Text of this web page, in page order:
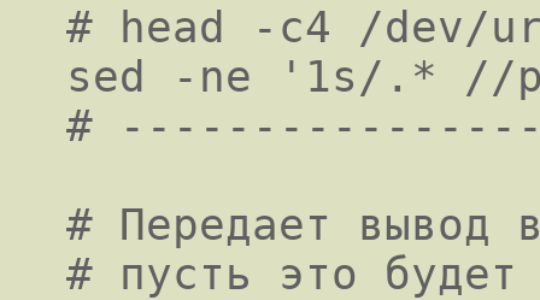
# head -c4 /dev/
sed -ne '1s/.* //
#
# Передает
# пусть это будет